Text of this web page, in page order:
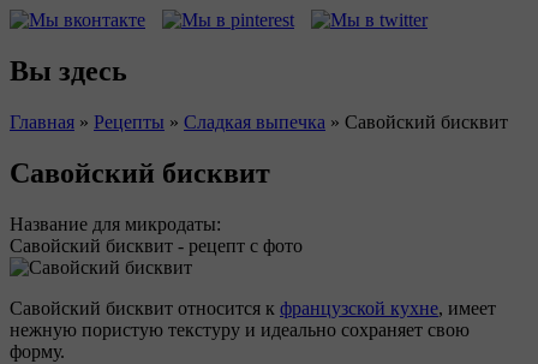
Вы здесь
Главная » Рецепты » Сладкая выпечка » Савойский бисквит
Савойский бисквит
Название для микродаты:
Савойский бисквит - рецепт с фото
Савойский бисквит относится к французской кухне, имеет
нежную пористую текстуру и идеально сохраняет свою
форму.